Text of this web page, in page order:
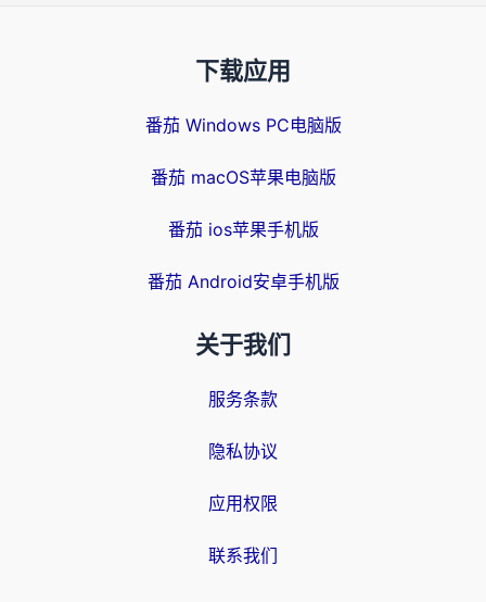
下载应用
番茄 Windows PC电脑版
番茄 macOS苹果电脑版
番茄 ios苹果手机版
番茄 Android安卓手机版
关于我们
服务条款
隐私协议
应用权限
联系我们